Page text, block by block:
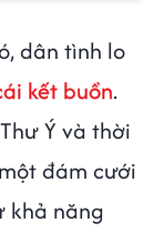
dân tình lo
kết buồn.
Ý và thời
đám cưới
khả năng